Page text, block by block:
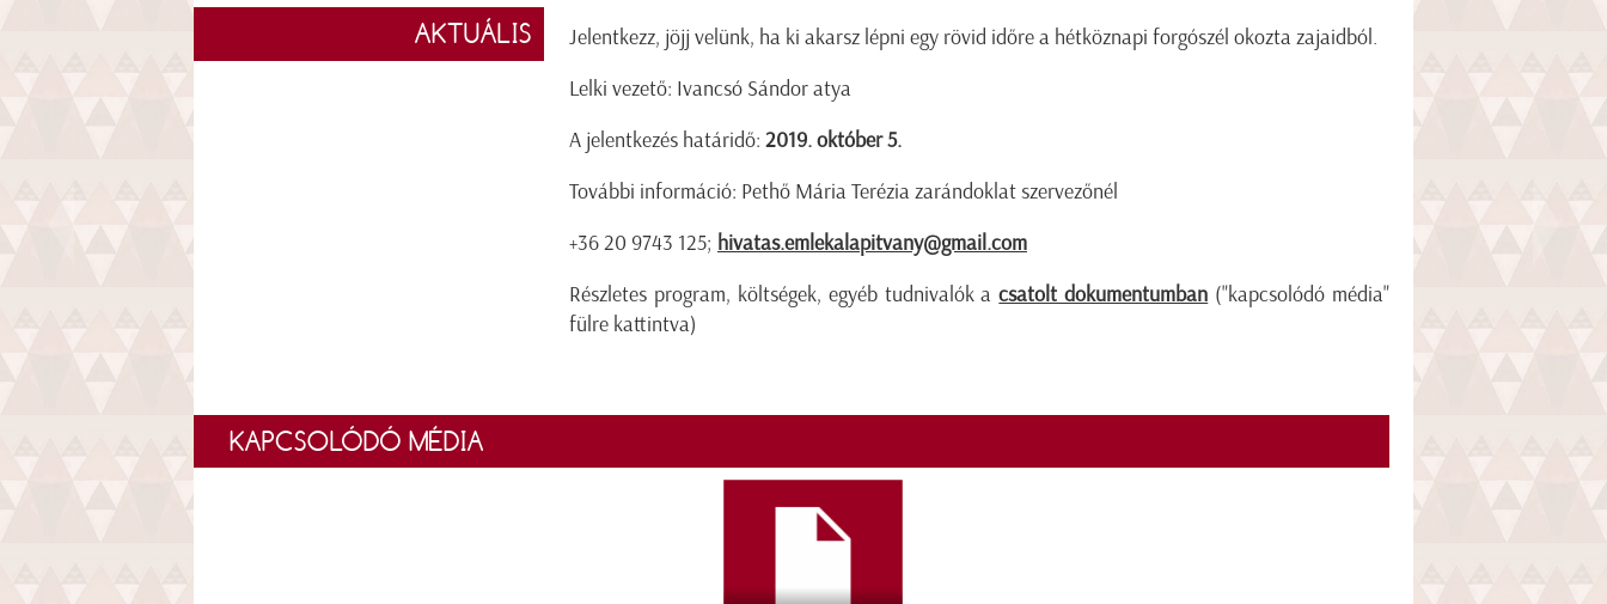
Jelentkezz, jöjj velünk, ha ki akarsz lépni egy rövid időre a hétköznapi forgószél okozta zajaidból.
Lelki vezető: Ivancsó Sándor atya
A jelentkezés határidő: 2019. október 5.
További információ: Pethő Mária Terézia zarándoklat szervezőnél
+36 20 9743 125; hivatas.emlekalapitvany@gmail.com
Részletes program, költségek, egyéb tudnivalók acsatolt dokumentumban ("kapcsolódó média"
fülre kattintva)
AKTUÁLIS
KAPCSOLÓDÓ MÉDIA